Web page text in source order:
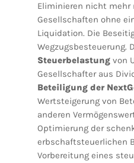
Eliminieren nicht mehr
Gesellschaften ohne
Liquidation. Die
Wegzugsbesteuerung.
Steuerbelastungvon
Gesellschafter aus
Beteiligung der
Wertsteigerung von
anderen
Optimierung der
erbschaftsteuerlichen
Vorbereitung eines